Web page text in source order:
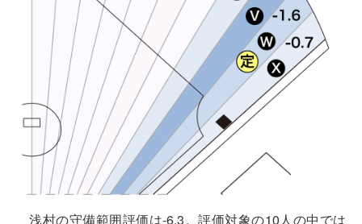
浅村の守備範囲評価は-6.3。評価対象の10人の中では